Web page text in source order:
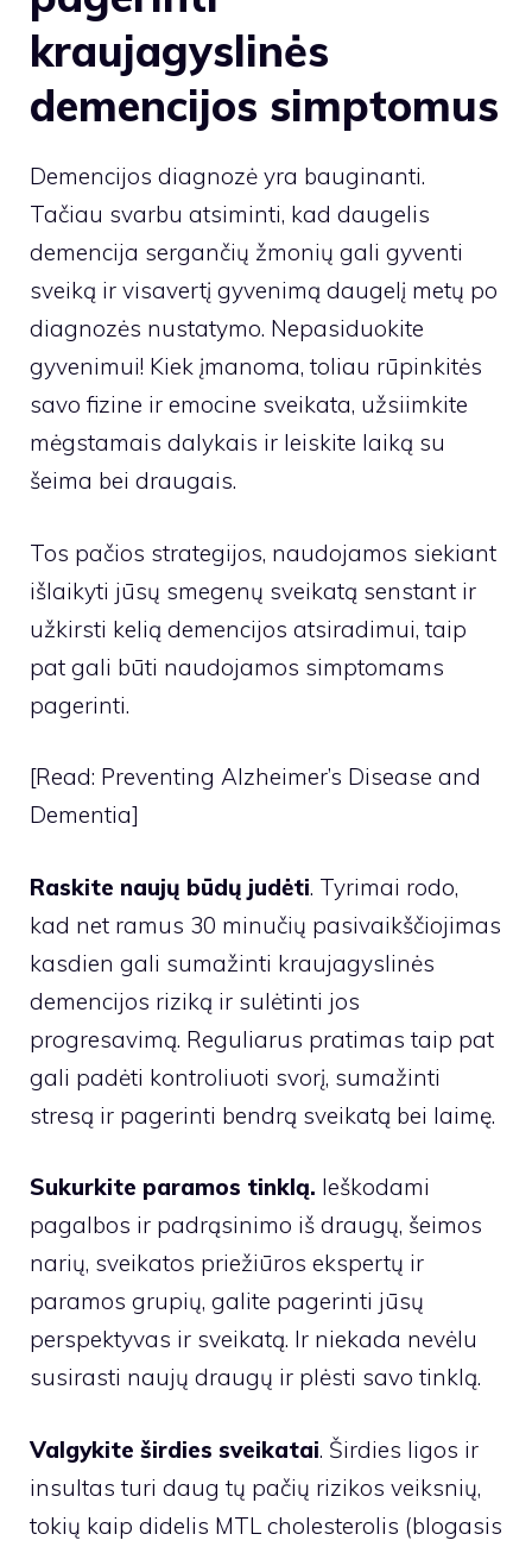
kraujagyslinės
demencijos simptomus
Demencijos diagnozė yra bauginanti.
Tačiau svarbu atsiminti, kad daugelis
demencija sergančių žmonių gali gyventi
sveiką ir visavertį gyvenimą daugelį metų po
diagnozės nustatymo. Nepasiduokite
gyvenimui! Kiek įmanoma, toliau rūpinkitės
savo fizine ir emocine sveikata, užsiimkite
mėgstamais dalykais ir leiskite laiką su
šeima bei draugais.
Tos pačios strategijos, naudojamos siekiant
išlaikyti jūsų smegenų sveikatą senstant ir
užkirsti kelią demencijos atsiradimui, taip
pat gali būti naudojamos simptomams
pagerinti.
[Read: Preventing Alzheimer’s Disease and
Dementia]
Raskite naujų būdų judėti. Tyrimai rodo,
kad net ramus 30 minučių pasivaikščiojimas
kasdien gali sumažinti kraujagyslinės
demencijos riziką ir sulėtinti jos
progresavimą. Reguliarus pratimas taip pat
gali padėti kontroliuoti svorį, sumažinti
stresą ir pagerinti bendrą sveikatą bei laimę.
Sukurkite paramos tinklą. Ieškodami
pagalbos ir padrąsinimo iš draugų, šeimos
narių, sveikatos priežiūros ekspertų ir
paramos grupių, galite pagerinti jūsų
perspektyvas ir sveikatą. Ir niekada nevėlu
susirasti naujų draugų ir plėsti savo tinklą.
Valgykite širdies sveikatai. Širdies ligos ir
insultas turi daug tų pačių rizikos veiksnių,
tokių kaip didelis MTL cholesterolis (blogasis